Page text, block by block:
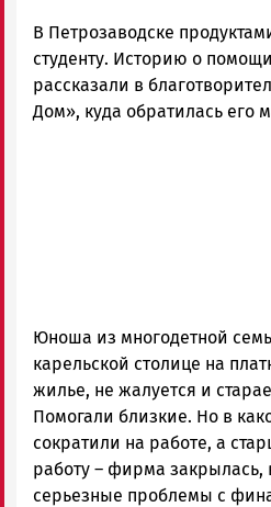
В Петрозаводске
студенту. Историю о
рассказали в
Дом», куда обратилась его
Юноша из многодетной
карельской столице на
жилье, не жалуется и
Помогали близкие. Но в
сократили на работе, а
работу – фирма закрылась,
серьезные проблемы с